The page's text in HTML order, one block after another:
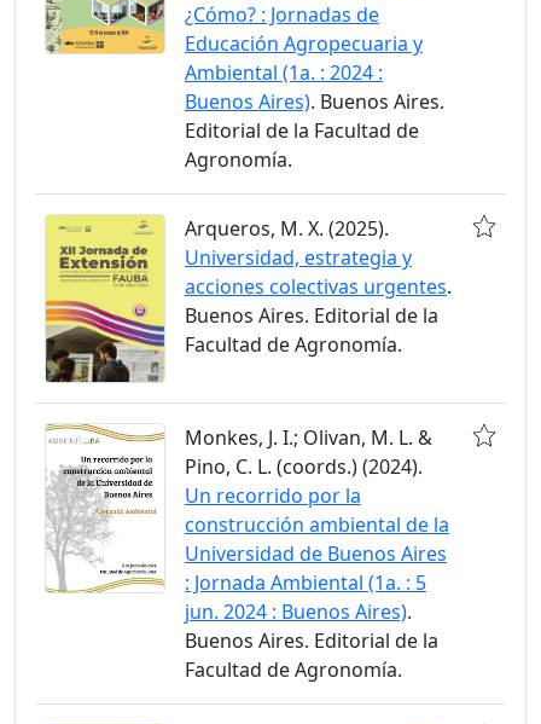
¿Cómo? : Jornadas de
Educación Agropecuaria y
Ambiental (1a. : 2024 :
Buenos Aires). Buenos Aires.
Editorial de la Facultad de
Agronomía.
Arqueros, M. X. (2025).
Universidad, estrategia y
acciones colectivas urgentes.
Buenos Aires. Editorial de la
Facultad de Agronomía.
Monkes, J. I.; Olivan, M. L. &
Pino, C. L. (coords.) (2024).
Un recorrido por la
construcción ambiental de la
Universidad de Buenos Aires
: Jornada Ambiental (1a. : 5
jun. 2024 : Buenos Aires).
Buenos Aires. Editorial de la
Facultad de Agronomía.